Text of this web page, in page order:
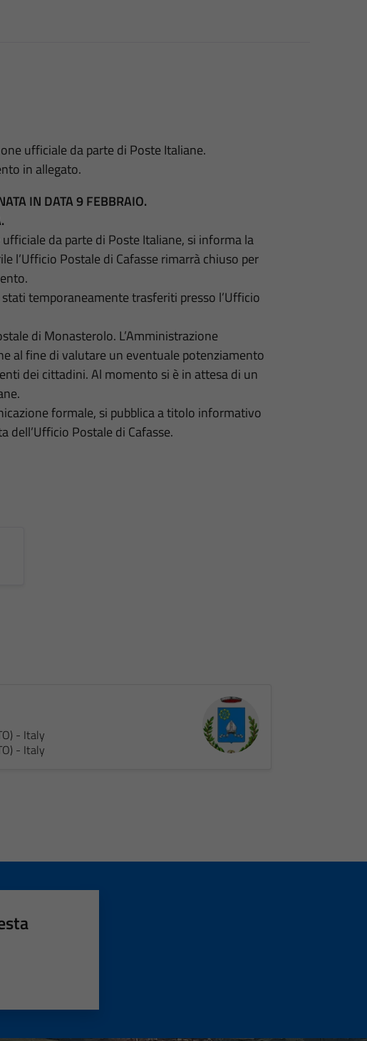
ufficiale da parte di Poste Italiane.
in allegato.
IN DATA 9 FEBBRAIO.
da parte di Poste Italiane, si informa la
l’Ufficio Postale di Cafasse rimarrà chiuso per
temporaneamente trasferiti presso l’Ufficio
di Monasterolo. L’Amministrazione
al fine di valutare un eventuale potenziamento
dei cittadini. Al momento si è in attesa di un
formale, si pubblica a titolo informativo
dell’Ufficio Postale di Cafasse.
- Italy
- Italy